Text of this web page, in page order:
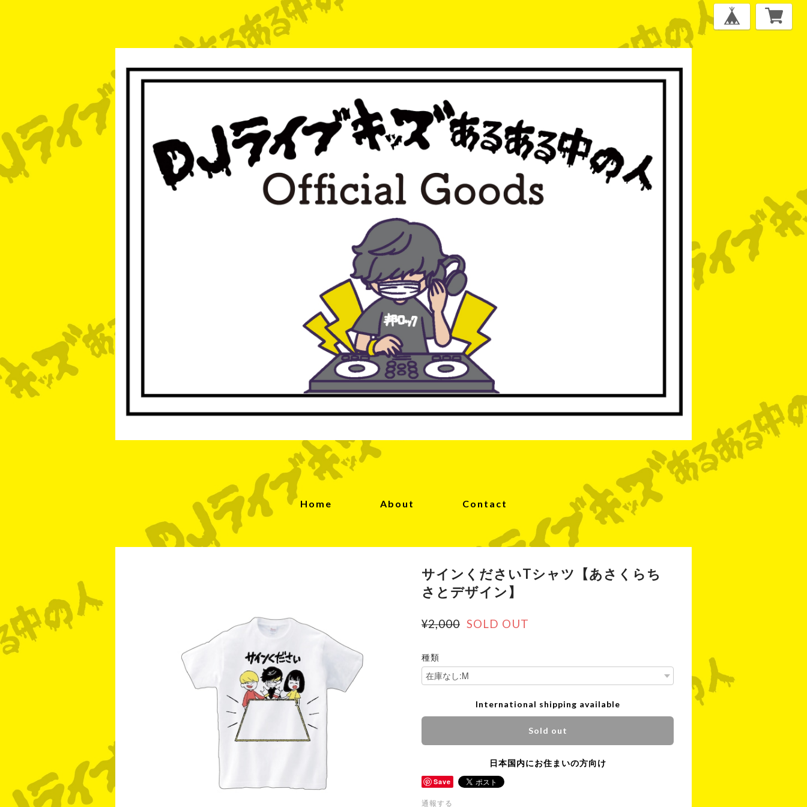
Home About Contact
サインくださいTシャツ【あさくらち
さとデザイン】
¥2,000 SOLD OUT
種類
International shipping available
Sold out
日本国内にお住まいの方向け
Save
通報する